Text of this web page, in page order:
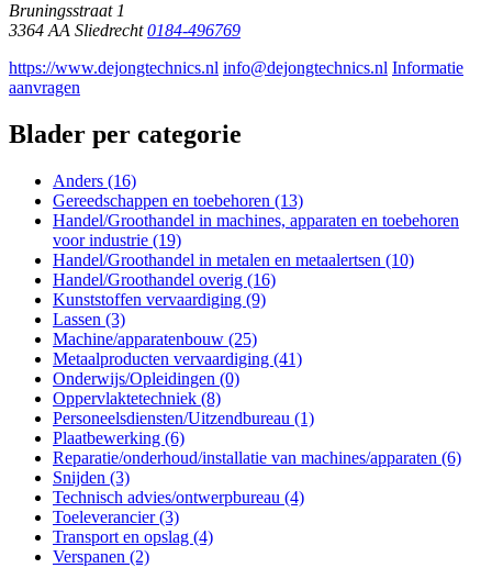
Bruningsstraat 1
3364 AA Sliedrecht 0184-496769
https://www.dejongtechnics.nl info@dejongtechnics.nl Informatie
aanvragen
Blader per categorie
Anders (16)
Gereedschappen en toebehoren (13)
Handel/Groothandel in machines, apparaten en toebehoren
voor industrie (19)
Handel/Groothandel in metalen en metaalertsen (10)
Handel/Groothandel overig (16)
Kunststoffen vervaardiging (9)
Lassen (3)
Machine/apparatenbouw (25)
Metaalproducten vervaardiging (41)
Onderwijs/Opleidingen (0)
Oppervlaktetechniek (8)
Personeelsdiensten/Uitzendbureau (1)
Plaatbewerking (6)
Reparatie/onderhoud/installatie van machines/apparaten (6)
Snijden (3)
Technisch advies/ontwerpbureau (4)
Toeleverancier (3)
Transport en opslag (4)
Verspanen (2)